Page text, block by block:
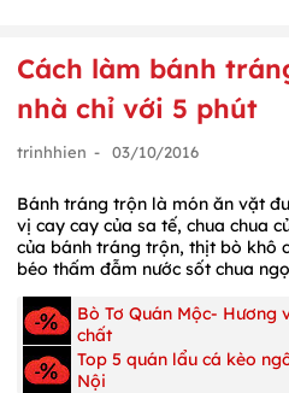
Cách làm bánh
nhà chỉ với 5 phút
trinhhien - 03/10/2016
Bánh tráng trộn là món ăn vặt
vị cay cay của sa tế, chua chua
của bánh tráng trộn, thịt bò khô
béo thấm đẫm nước sốt chua
Bò Tơ Quán Mộc- Hương
chất
Top 5 quán lẩu cá kèo
Nội